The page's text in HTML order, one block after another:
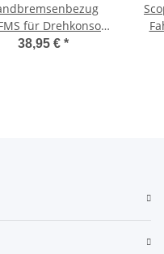
für Drehkonsole
Fahrerseite für
38,95 € *